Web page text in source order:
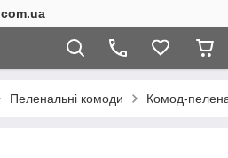
Пеленальні комоди Комод-